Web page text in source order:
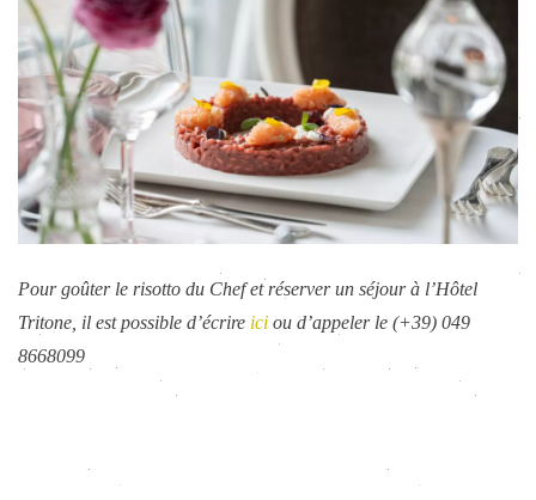
Pour goûter le risotto du Chef et réserver un séjour à l’Hôtel
Tritone, il est possible d’écrire ici ou d’appeler le (+39) 049
8668099